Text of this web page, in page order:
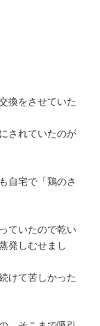
換をさせていた
されていたのが
自宅で「鶏のさ
ていたので乾い
発しむせまし
けて苦しかった